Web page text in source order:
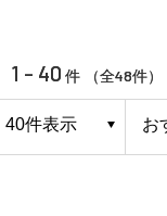
1 - 40 件 （全48件）